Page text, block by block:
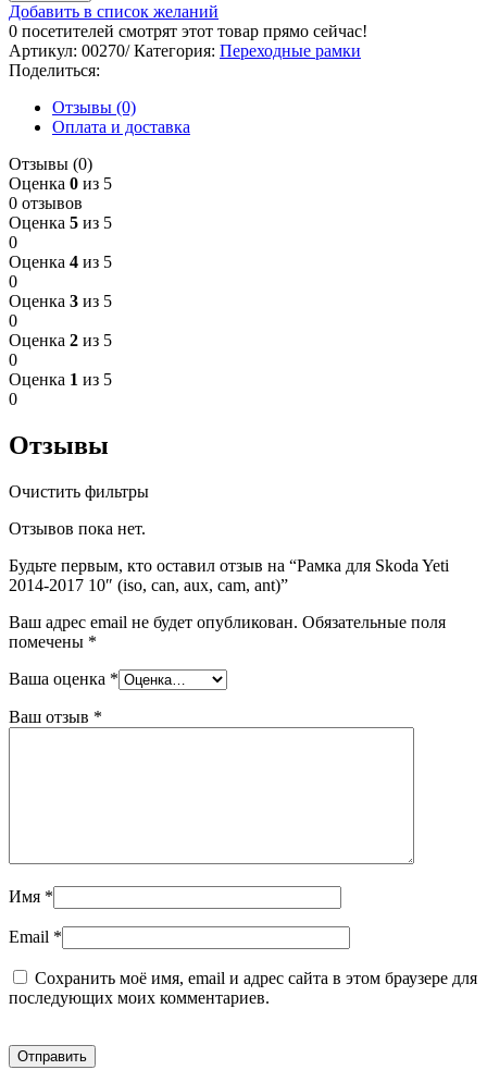
Добавить в список желаний
0 посетителей смотрят этот товар прямо сейчас!
Артикул: 00270/Категория: Переходные рамки
Поделиться:
Отзывы (0)
Оплата и доставка
Отзывы (0)
Оценка 0 из 5
0 отзывов
Оценка 5 из 5
0
Оценка 4 из 5
0
Оценка 3 из 5
0
Оценка 2 из 5
0
Оценка 1 из 5
0
Отзывы
Очистить фильтры
Отзывов пока нет.
Будьте первым, кто оставил отзыв на “Рамка для Skoda Yeti
2014-2017 10″ (iso, can, aux, cam, ant)”
Ваш адрес email не будет опубликован. Обязательные поля
помечены *
Ваша оценка *
Ваш отзыв *
Имя *
Email *
Сохранить моё имя, email и адрес сайта в этом браузере для
последующих моих комментариев.